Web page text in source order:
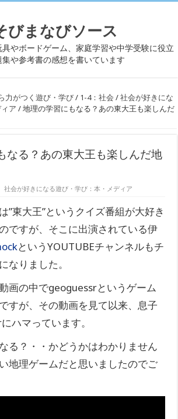
びまなびソース
やボードゲーム、家庭学習や中学受験に役立
集や参考書の感想を書いています
力がつく遊び・学び/ 1-4：社会 /社会が好きにな
ア /地理の学習にもなる？あの東大王も楽しんだ
なる？あの東大王も楽しんだ地
社会が好きになる遊び・学び：本・メディア
”東大王”というクイズ番組が大好き
ですが、そこに出演されている伊
というYOUTUBEチャンネルもチ
なりました。
画の中でgeoguessrというゲーム
すが、その動画を見て以来、息子
ハマっています。
る？・・かどうかはわかりません
地理ゲームだと思いましたのでご